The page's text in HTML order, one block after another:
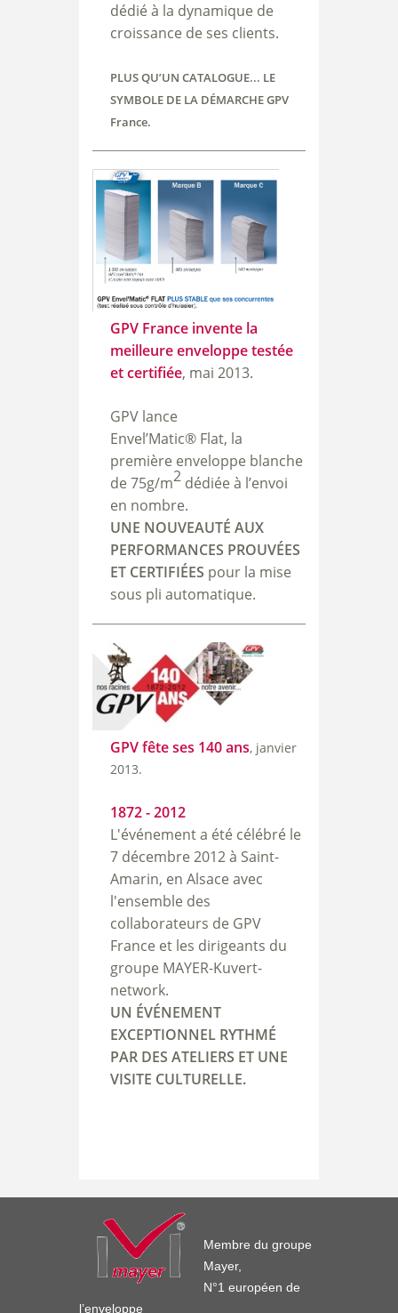
dédié à la dynamique de
croissance de ses clients.
PLUS QU’UN CATALOGUE... LE
SYMBOLE DE LA DÉMARCHE GPV
France.
GPV France invente la
meilleure enveloppe testée
et certifiée, mai 2013.
GPV lance
Envel’Matic® Flat, la
première enveloppe blanche
de 75g/m2 dédiée à l’envoi
en nombre.
UNE NOUVEAUTÉ AUX
PERFORMANCES PROUVÉES
ET CERTIFIÉES pour la mise
sous pli automatique.
GPV fête ses 140 ans, janvier
2013.
1872 - 2012
L'événement a été célébré le
7 décembre 2012 à Saint-
Amarin, en Alsace avec
l'ensemble des
collaborateurs de GPV
France et les dirigeants du
groupe MAYER-Kuvert-
network.
UN ÉVÉNEMENT
EXCEPTIONNEL RYTHMÉ
PAR DES ATELIERS ET UNE
VISITE CULTURELLE.
Membre du groupe
Mayer,
N°1 européen de
l’enveloppe